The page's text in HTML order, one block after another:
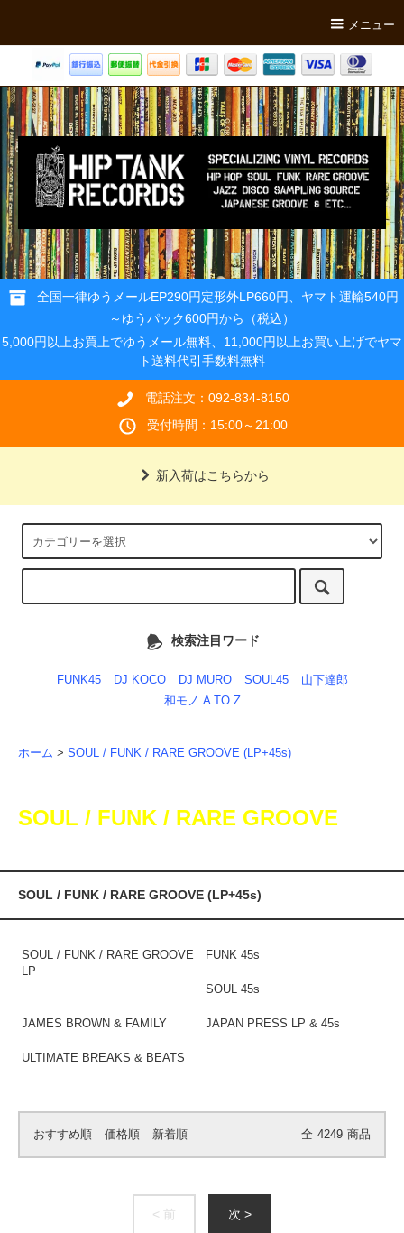
メニュー
全国一律ゆうメールEP290円定形外LP660円、ヤマト運輸540円
～ゆうパック600円から（税込）
5,000円以上お買上でゆうメール無料、11,000円以上お買い上げでヤマ
ト送料代引手数料無料
電話注文：092-834-8150
受付時間：15:00～21:00
新入荷はこちらから
検索注目ワード
FUNK45 DJ KOCO DJ MURO SOUL45
山下達郎
和モノ A TO Z
ホーム > SOUL / FUNK / RARE GROOVE (LP+45s)
SOUL / FUNK / RARE GROOVE
SOUL / FUNK / RARE GROOVE (LP+45s)
SOUL / FUNK / RARE GROOVE
LP
FUNK 45s
SOUL 45s
JAMES BROWN & FAMILY JAPAN PRESS LP & 45s
ULTIMATE BREAKS & BEATS
おすすめ順 価格順 新着順 全 4249 商品
< 前 次 >